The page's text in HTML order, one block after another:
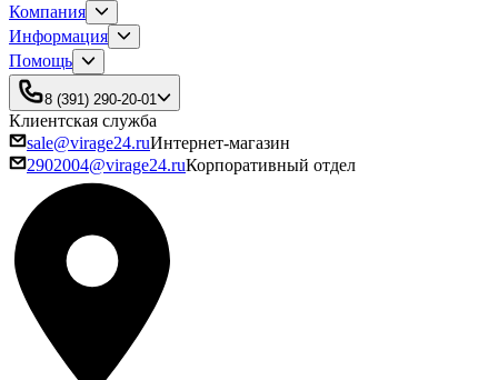
Компания
Информация
Помощь
8 (391) 290-20-01
Клиентская служба
sale@virage24.ruИнтернет-магазин
2902004@virage24.ruКорпоративный отдел